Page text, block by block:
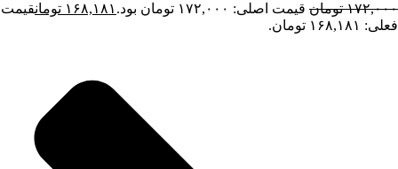
۱۷۲,۰۰۰ تومان قیمت اصلی: ۱۷۲,۰۰۰ تومان بود. ۱۶۸,۱۸۱ تومانقیمت
فعلی: ۱۶۸,۱۸۱ تومان.